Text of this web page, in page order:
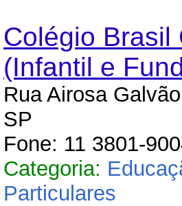
Colégio Brasil
(Infantil e
Rua Airosa
SP
Fone: 11 3801-
Categoria:
Particulares